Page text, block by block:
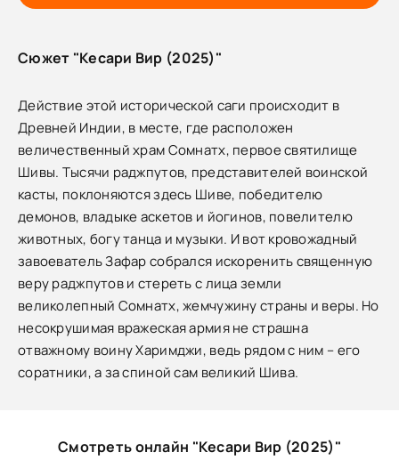
Сюжет "Кесари Вир (2025)"
Действие этой исторической саги происходит в
Древней Индии, в месте, где расположен
величественный храм Сомнатх, первое святилище
Шивы. Тысячи раджпутов, представителей воинской
касты, поклоняются здесь Шиве, победителю
демонов, владыке аскетов и йогинов, повелителю
животных, богу танца и музыки. И вот кровожадный
завоеватель Зафар собрался искоренить священную
веру раджпутов и стереть с лица земли
великолепный Сомнатх, жемчужину страны и веры. Но
несокрушимая вражеская армия не страшна
отважному воину Харимджи, ведь рядом с ним – его
соратники, а за спиной сам великий Шива.
Смотреть онлайн "Кесари Вир (2025)"